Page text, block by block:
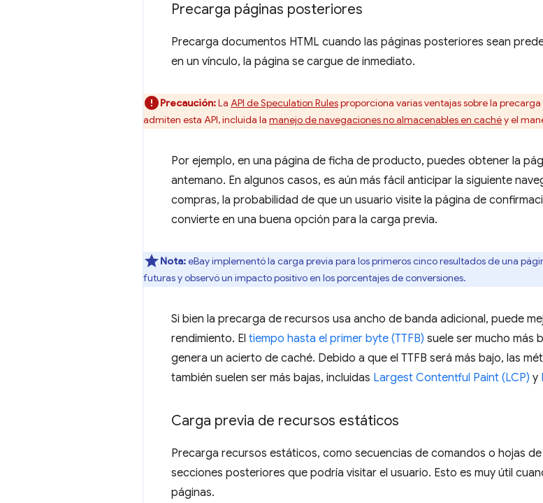
Precarga páginas posteriores
Precarga documentos HTML cuando las páginas posteriores sean
en un vínculo, la página se cargue de inmediato.
Precaución:La API de Speculation Rulesproporciona varias ventajas sobre la
admiten esta API, incluida la manejo de navegaciones no almacenables en cachéy el
Por ejemplo, en una página de ficha de producto, puedes obtener la
antemano. En algunos casos, es aún más fácil anticipar la siguiente
compras, la probabilidad de que un usuario visite la página de
convierte en una buena opción para la carga previa.
Nota:eBay implementó la carga previa para los primeros cinco resultados de una
futuras y observó un impacto positivo en los porcentajes de conversiones.
Si bien la precarga de recursos usa ancho de banda adicional, puede
rendimiento. El tiempo hasta el primer byte (TTFB) suele ser mucho más
genera un acierto de caché. Debido a que el TTFB será más bajo, las
también suelen ser más bajas, incluidas Largest Contentful Paint (LCP) y
Carga previa de recursos estáticos
Precarga recursos estáticos, como secuencias de comandos o hojas
secciones posteriores que podría visitar el usuario. Esto es muy útil
páginas.